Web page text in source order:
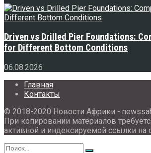
Driven vs Drilled Pier Foundations:
for Different Bottom Conditions
06.08.2026
Главная
Контакты
© 2018-2020 Новости Африки -
При копировании материалов
активной и индексируемой ссылки на